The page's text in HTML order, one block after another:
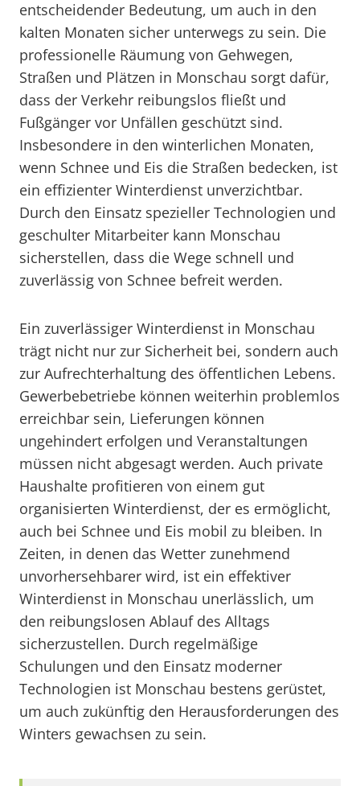
entscheidender Bedeutung, um auch in den
kalten Monaten sicher unterwegs zu sein. Die
professionelle Räumung von Gehwegen,
Straßen und Plätzen in Monschau sorgt dafür,
dass der Verkehr reibungslos fließt und
Fußgänger vor Unfällen geschützt sind.
Insbesondere in den winterlichen Monaten,
wenn Schnee und Eis die Straßen bedecken, ist
ein effizienter Winterdienst unverzichtbar.
Durch den Einsatz spezieller Technologien und
geschulter Mitarbeiter kann Monschau
sicherstellen, dass die Wege schnell und
zuverlässig von Schnee befreit werden.
Ein zuverlässiger Winterdienst in Monschau
trägt nicht nur zur Sicherheit bei, sondern auch
zur Aufrechterhaltung des öffentlichen Lebens.
Gewerbebetriebe können weiterhin problemlos
erreichbar sein, Lieferungen können
ungehindert erfolgen und Veranstaltungen
müssen nicht abgesagt werden. Auch private
Haushalte profitieren von einem gut
organisierten Winterdienst, der es ermöglicht,
auch bei Schnee und Eis mobil zu bleiben. In
Zeiten, in denen das Wetter zunehmend
unvorhersehbarer wird, ist ein effektiver
Winterdienst in Monschau unerlässlich, um
den reibungslosen Ablauf des Alltags
sicherzustellen. Durch regelmäßige
Schulungen und den Einsatz moderner
Technologien ist Monschau bestens gerüstet,
um auch zukünftig den Herausforderungen des
Winters gewachsen zu sein.